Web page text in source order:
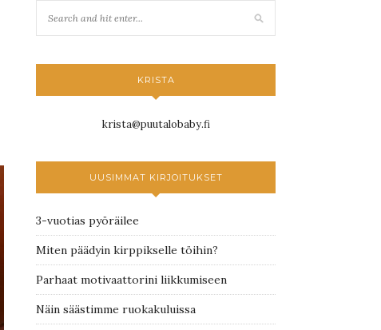
KRISTA
krista@puutalobaby.fi
UUSIMMAT KIRJOITUKSET
3-vuotias pyöräilee
Miten päädyin kirppikselle töihin?
Parhaat motivaattorini liikkumiseen
Näin säästimme ruokakuluissa